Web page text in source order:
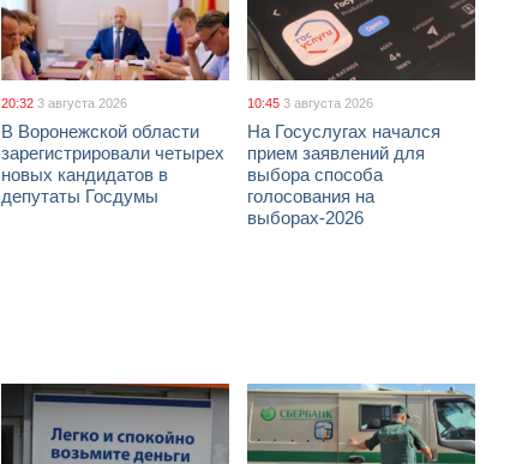
20:32 3 августа 2026
В Воронежской области
зарегистрировали четырех
новых кандидатов в
депутаты Госдумы
10:45 3 августа 2026
На Госуслугах начался
прием заявлений для
выбора способа
голосования на
выборах-2026